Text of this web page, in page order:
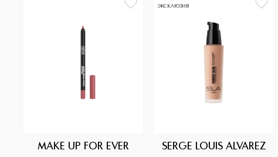
MAKE UP FOR EVER
ЭКСКЛЮЗИВ
SERGE LOUIS ALVAREZ